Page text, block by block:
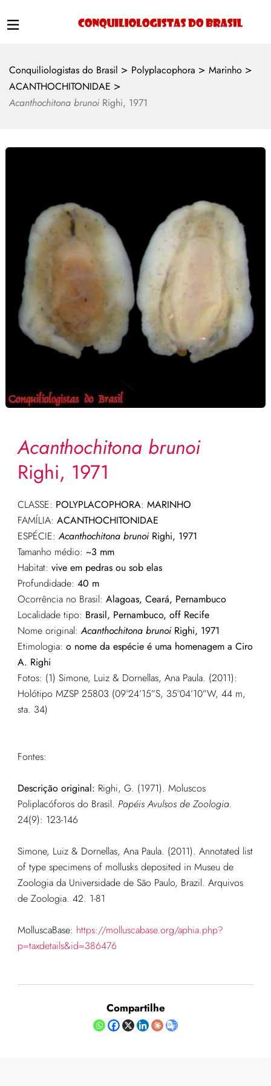
Conquiliologistas do Brasil > Polyplacophora > Marinho >
ACANTHOCHITONIDAE >
Acanthochitona brunoi Righi, 1971
Acanthochitona brunoi
Righi, 1971
CLASSE: POLYPLACOPHORA: MARINHO
FAMÍLIA: ACANTHOCHITONIDAE
ESPÉCIE:Acanthochitona brunoiRighi, 1971
Tamanho médio: ~3 mm
Habitat: vive em pedras ou sob elas
Profundidade: 40 m
Ocorrência no Brasil: Alagoas, Ceará, Pernambuco
Localidade tipo: Brasil, Pernambuco, off Recife
Nome original:Acanthochitona brunoiRighi, 1971
Etimologia: o nome da espécie é uma homenagem a Ciro
A. Righi
Fotos: (1) Simone, Luiz & Dornellas, Ana Paula. (2011):
Holótipo MZSP 25803 (09°24’15”S, 35°04’10”W, 44 m,
sta. 34)
Fontes:
Descrição original: Righi, G. (1971). Moluscos
Poliplacóforos do Brasil. Papéis Avulsos de Zoologia.
24(9): 123-146
Simone, Luiz & Dornellas, Ana Paula. (2011). Annotated list
of type specimens of mollusks deposited in Museu de
Zoologia da Universidade de São Paulo, Brazil. Arquivos
de Zoologia. 42. 1-81
MolluscaBase: https://molluscabase.org/aphia.php?
p=taxdetails&id=386476
Compartilhe